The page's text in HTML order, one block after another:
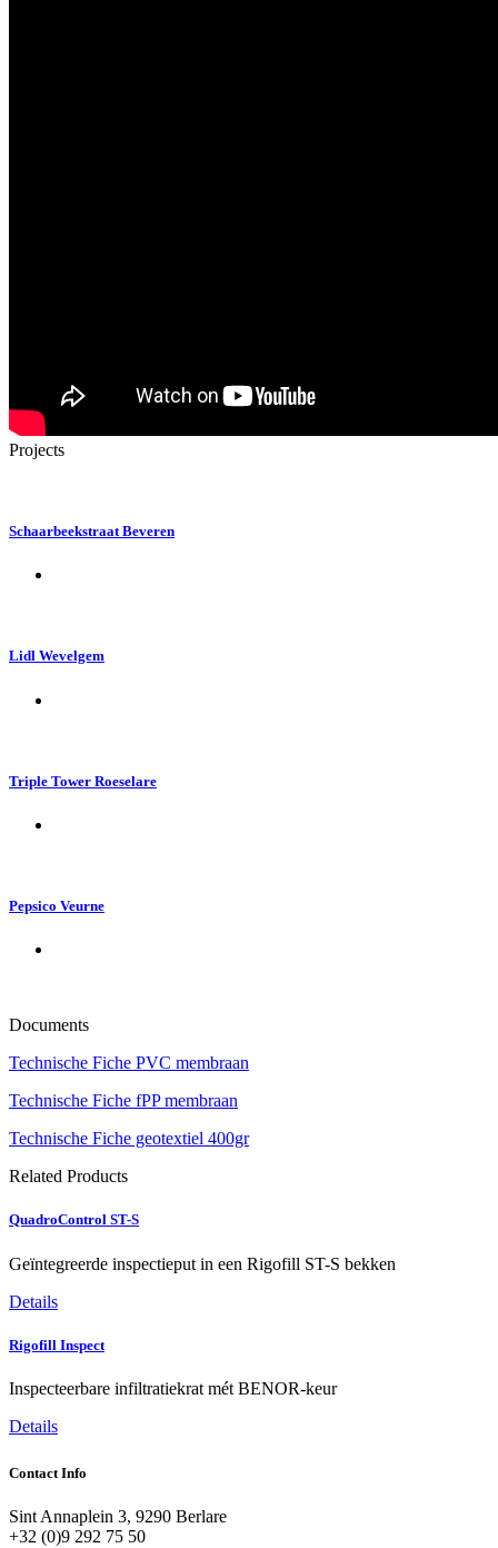
Projects
Schaarbeekstraat Beveren
Lidl Wevelgem
Triple Tower Roeselare
Pepsico Veurne
Documents
Technische Fiche PVC membraan
Technische Fiche fPP membraan
Technische Fiche geotextiel 400gr
Related Products
QuadroControl ST-S
Geïntegreerde inspectieput in een Rigofill ST-S bekken
Details
Rigofill Inspect
Inspecteerbare infiltratiekrat mét BENOR-keur
Details
Contact Info
Sint Annaplein 3, 9290 Berlare
+32 (0)9 292 75 50